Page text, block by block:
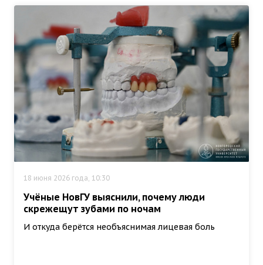
18 июня 2026 года, 10:30
Учёные НовГУ выяснили, почему люди
скрежещут зубами по ночам
И откуда берётся необъяснимая лицевая боль